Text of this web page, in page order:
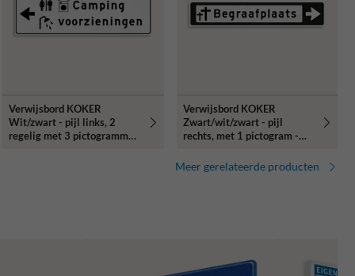
Verwijsbord KOKER
Wit/zwart - pijl links, 2
regelig met 3 pictogrammen
Verwijsbord KOKER
Zwart/wit/zwart - pijl
rechts, met 1 pictogram -
Meer gerelateerde producten